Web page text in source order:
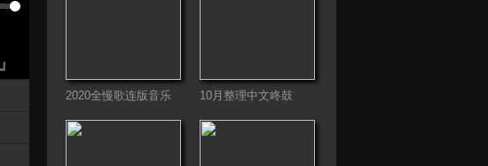
2020全慢歌连版音乐
串烧第一季
10月整理中文咚鼓
ProgHouse